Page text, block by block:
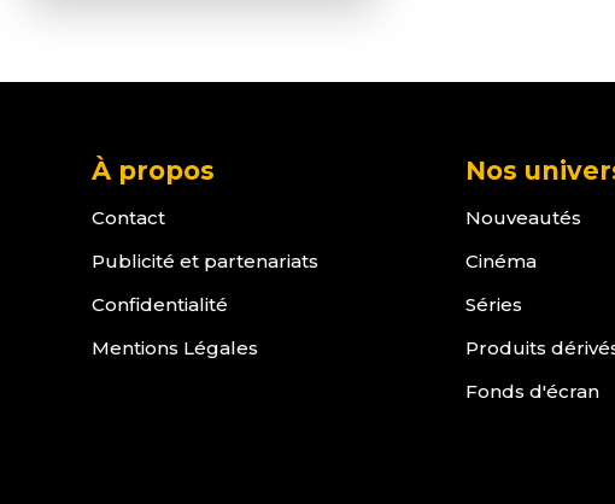
À propos
Contact
Publicité et partenariats
Confidentialité
Mentions Légales
Nos
Nouveautés
Cinéma
Séries
Produits
Fonds d'écran